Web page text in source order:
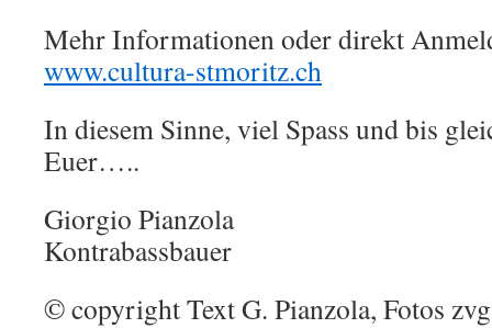
Mehr Informationen oder direkt
www.cultura-stmoritz.ch
In diesem Sinne, viel Spass und bis
Euer…..
Giorgio Pianzola
Kontrabassbauer
© copyright Text G. Pianzola, Fotos zvg